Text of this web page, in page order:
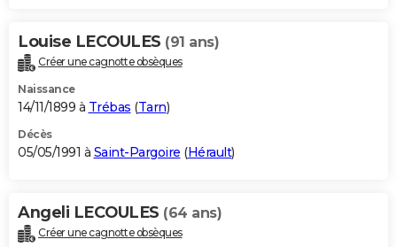
Louise LECOULES (91 ans)
Créer une cagnotte obsèques
Naissance
14/11/1899 à Trébas (Tarn)
Décès
05/05/1991 à Saint-Pargoire (Hérault)
Angeli LECOULES (64 ans)
Créer une cagnotte obsèques